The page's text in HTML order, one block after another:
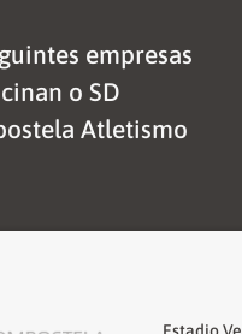
empresas
o SD
Atletismo
Estadio